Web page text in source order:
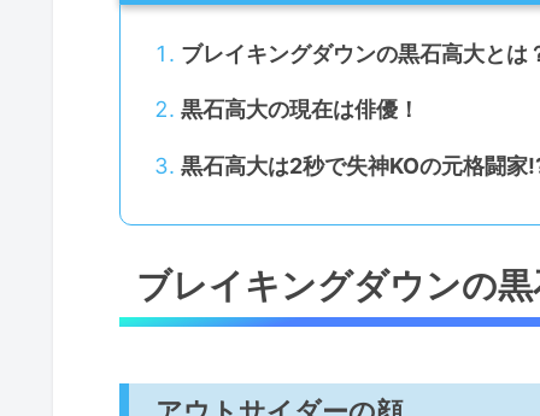
ブレイキングダウンの黒石高大とは
黒石高大の現在は俳優！
黒石高大は2秒で失神KOの元格闘家
ブレイキングダウンの